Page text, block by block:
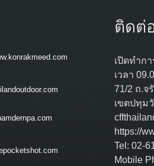
ติดต่
เปิดทำก
เวลา
71/2 ถ.จ
เขตปทุม
https://
Tel: 02-
Mobile